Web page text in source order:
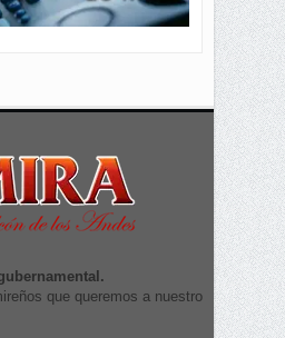
que queremos a nuestro